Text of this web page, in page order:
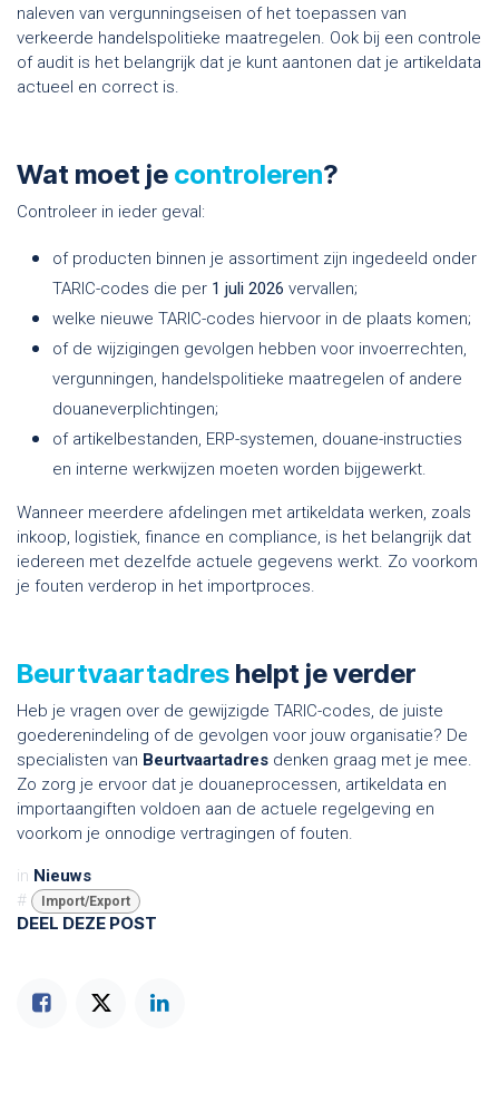
naleven van vergunningseisen of het toepassen van
verkeerde handelspolitieke maatregelen. Ook bij een controle
of audit is het belangrijk dat je kunt aantonen dat je artikeldata
actueel en correct is.
Wat moet je controleren?
Controleer in ieder geval:
of producten binnen je assortiment zijn ingedeeld onder
TARIC-codes die per 1 juli 2026 vervallen;
welke nieuwe TARIC-codes hiervoor in de plaats komen;
of de wijzigingen gevolgen hebben voor invoerrechten,
vergunningen, handelspolitieke maatregelen of andere
douaneverplichtingen;
of artikelbestanden, ERP-systemen, douane-instructies
en interne werkwijzen moeten worden bijgewerkt.
Wanneer meerdere afdelingen met artikeldata werken, zoals
inkoop, logistiek, finance en compliance, is het belangrijk dat
iedereen met dezelfde actuele gegevens werkt. Zo voorkom
je fouten verderop in het importproces.
Beurtvaartadres helpt je verder
Heb je vragen over de gewijzigde TARIC-codes, de juiste
goederenindeling of de gevolgen voor jouw organisatie? De
specialisten van Beurtvaartadres denken graag met je mee.
Zo zorg je ervoor dat je douaneprocessen, artikeldata en
importaangiften voldoen aan de actuele regelgeving en
voorkom je onnodige vertragingen of fouten.
in Nieuws
#
Import/Export
DEEL DEZE POST